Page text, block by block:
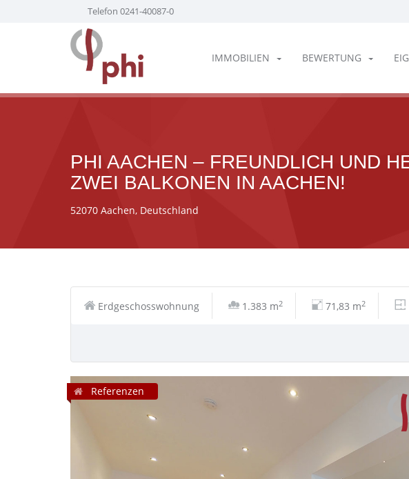
Telefon 0241-40087-0
IMMOBILIEN BEWERTUNG
PHI AACHEN – FREUNDLICH UND
ZWEI BALKONEN IN AACHEN!
52070 Aachen, Deutschland
Erdgeschosswohnung 1.383 m2 71,83 m2
Referenzen